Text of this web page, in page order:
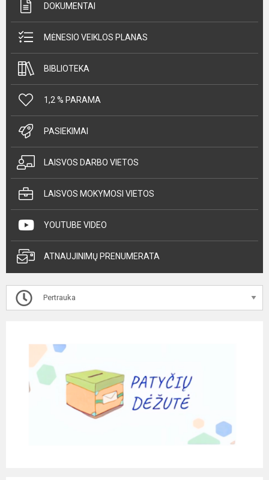
DOKUMENTAI
MĖNESIO VEIKLOS PLANAS
BIBLIOTEKA
1,2 % PARAMA
PASIEKIMAI
LAISVOS DARBO VIETOS
LAISVOS MOKYMOSI VIETOS
YOUTUBE VIDEO
ATNAUJINIMŲ PRENUMERATA
Pertrauka